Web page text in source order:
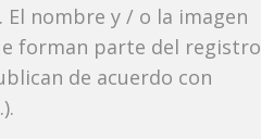
nombre y / o la imagen
forman parte del registro
de acuerdo con